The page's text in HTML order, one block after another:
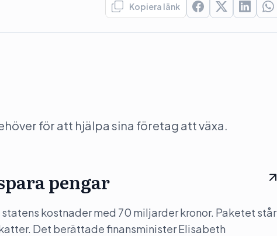
Kopiera länk
för att hjälpa sina företag att växa.
pengar
kostnader med 70 miljarder kronor. Paketet står
Det berättade finansminister Elisabeth